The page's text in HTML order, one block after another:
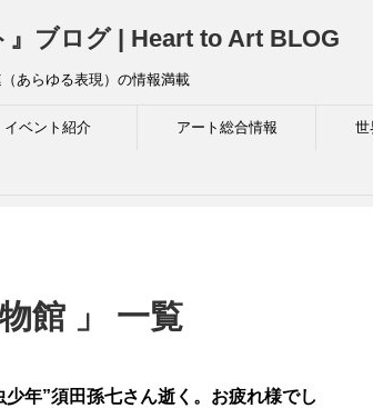
』ブログ | Heart to Art BLOG
あらゆる表現）の情報満載
イベント紹介 アート総合情報 世
館 」 一覧
年”須田孫七さん逝く。お疲れ様でし